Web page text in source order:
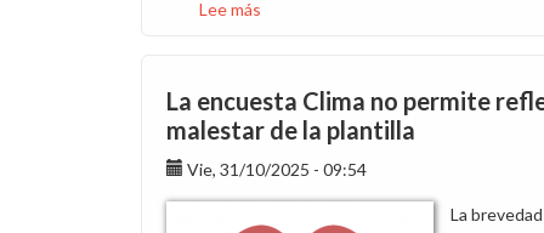
Lee más
CCOO
Endesa
en
la
Junta
General
La encuesta Clima no permite
malestar de la plantilla
Vie, 31/10/2025 - 09:54
La